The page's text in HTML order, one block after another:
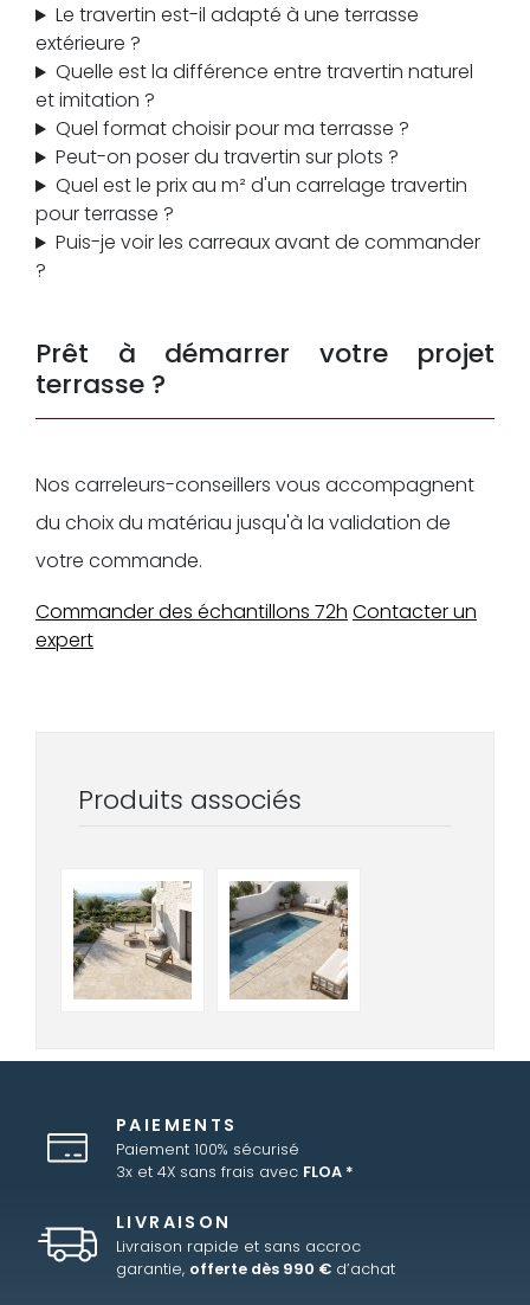
Le travertin est-il adapté à une terrasse
extérieure ?
Quelle est la différence entre travertin naturel
et imitation ?
Quel format choisir pour ma terrasse ?
Peut-on poser du travertin sur plots ?
Quel est le prix au m² d'un carrelage travertin
pour terrasse ?
Puis-je voir les carreaux avant de commander
?
Prêt à démarrer votre projet
terrasse ?
Nos carreleurs-conseillers vous accompagnent
du choix du matériau jusqu'à la validation de
votre commande.
Commander des échantillons 72h Contacter un
expert
Produits associés
PAIEMENTS
Paiement 100% sécurisé
3x et 4X sans frais avec FLOA *
LIVRAISON
Livraison rapide et sans accroc
garantie, offerte dès 990 € d’achat